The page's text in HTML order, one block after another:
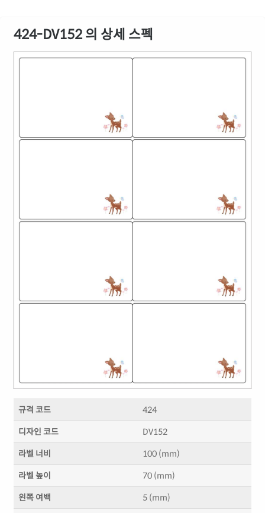
424-DV152 의 상세 스펙
규격 코드 424
디자인 코드 DV152
라벨 너비 100 (mm)
라벨 높이 70 (mm)
왼쪽 여백 5 (mm)